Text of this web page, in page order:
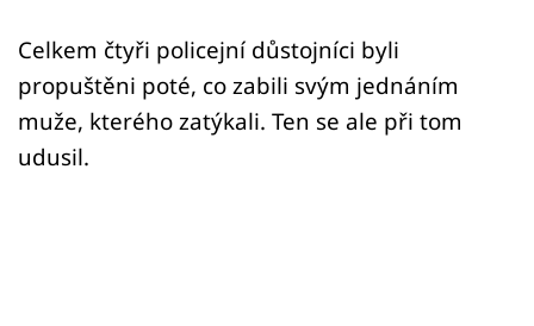
Sledujte nás
Celkem čtyři policejní důstojníci byli
propuštěni poté, co zabili svým jednáním
muže, kterého zatýkali. Ten se ale při tom
udusil.